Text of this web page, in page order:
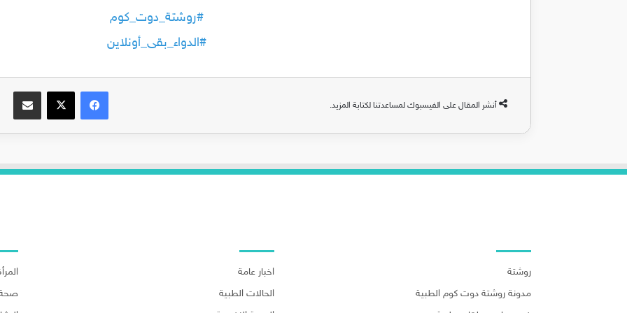
#روشتة_دوت_كوم
#الدواء_بقى_أونلاين
أنشر المقال على الفيسبوك لمساعدتنا لكتابة المزيد.
فيسبوك
روشتة
مدونة روشتة دوت كوم الطبية
اخبار عامة
الحالات الطبية